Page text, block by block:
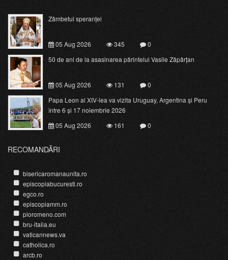
Zâmbetul speranței
05 Aug 2026 345
0
50 de ani de la asasinarea părintelui Vasile Zăpârțan
05 Aug 2026 131
0
Papa Leon al XIV-lea va vizita Uruguay, Argentina și Peru
între 6 și 17 noiembrie 2026
05 Aug 2026
161 0
RECOMANDĂRI
bisericaromanaunita.ro
episcopiabucuresti.ro
egco.ro
episcopiamm.ro
pioromeno.com
bru-italia.eu
vaticannews.va
catholica.ro
arcb.ro